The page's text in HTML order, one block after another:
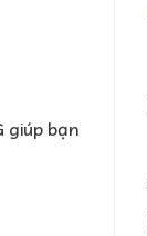
giúp bạn